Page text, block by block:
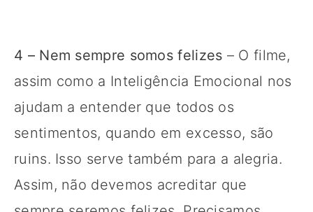
4 – Nem sempre somos felizes – O filme,
assim como a Inteligência Emocional nos
ajudam a entender que todos os
sentimentos, quando em excesso, são
ruins. Isso serve também para a alegria.
Assim, não devemos acreditar que